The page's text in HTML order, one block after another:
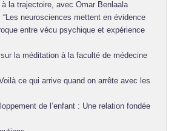
la trajectoire, avec Omar Benlaala
“Les neurosciences mettent en évidence
entre vécu psychique et expérience
la méditation à la faculté de médecine
ce qui arrive quand on arrête avec les
de l’enfant : Une relation fondée